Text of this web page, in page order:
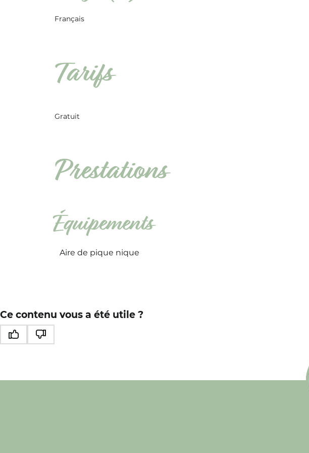
Français
Tarifs
Gratuit
Prestations
Équipements
Aire de pique nique
Ce contenu vous a été utile ?